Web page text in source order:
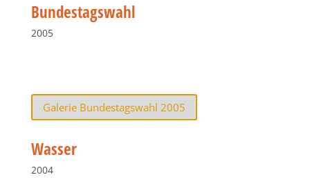
Bundestagswahl
2005
Galerie Bundestagswahl 2005
Wasser
2004